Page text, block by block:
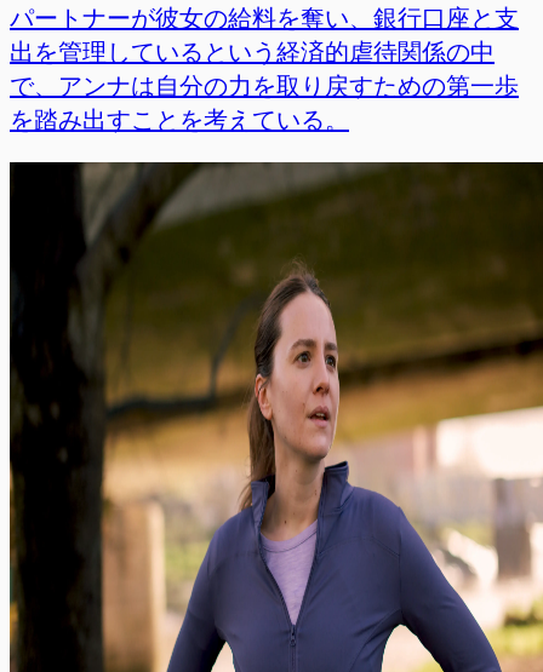
パートナーが彼女の給料を奪い、銀行口座と支
出を管理しているという経済的虐待関係の中
で、アンナは自分の力を取り戻すための第一歩
を踏み出すことを考えている。